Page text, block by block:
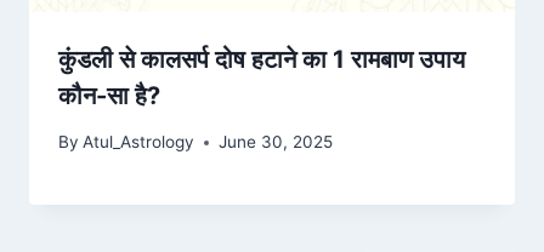
कुंडली से कालसर्प दोष हटाने का 1 रामबाण उपाय
कौन-सा है?
By Atul_Astrology June 30, 2025